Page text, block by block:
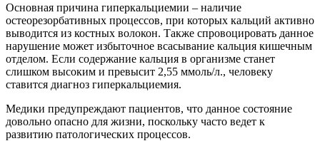
Основная причина гиперкальциемии – наличие
остеорезорбативных процессов, при которых кальций активно
выводится из костных волокон. Также спровоцировать данное
нарушение может избыточное всасывание кальция кишечным
отделом. Если содержание кальция в организме станет
слишком высоким и превысит 2,55 ммоль/л., человеку
ставится диагноз гиперкальциемия.
Медики предупреждают пациентов, что данное состояние
довольно опасно для жизни, поскольку часто ведет к
развитию патологических процессов.